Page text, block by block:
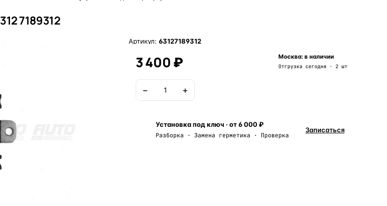
7189312
Артикул: 63127189312
3 400 ₽ Москва: в наличии
Отгрузка сегодня · 2 шт
− +
Установка под ключ · от 6 000 ₽
Разборка · Замена герметика · Проверка
Записаться